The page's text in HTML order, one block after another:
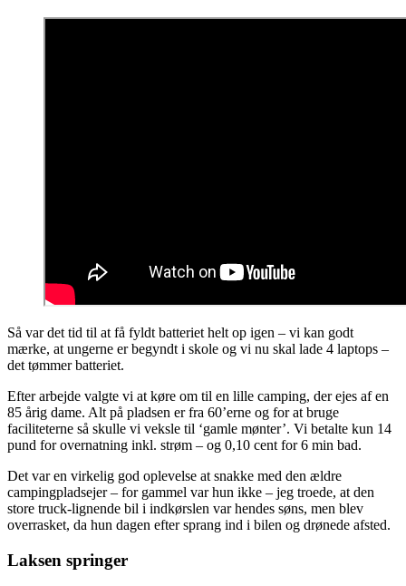
Så var det tid til at få fyldt batteriet helt op igen – vi kan godt
mærke, at ungerne er begyndt i skole og vi nu skal lade 4 laptops –
det tømmer batteriet.
Efter arbejde valgte vi at køre om til en lille camping, der ejes af en
85 årig dame. Alt på pladsen er fra 60’erne og for at bruge
faciliteterne så skulle vi veksle til ‘gamle mønter’. Vi betalte kun 14
pund for overnatning inkl. strøm – og 0,10 cent for 6 min bad.
Det var en virkelig god oplevelse at snakke med den ældre
campingpladsejer – for gammel var hun ikke – jeg troede, at den
store truck-lignende bil i indkørslen var hendes søns, men blev
overrasket, da hun dagen efter sprang ind i bilen og drønede afsted.
Laksen springer